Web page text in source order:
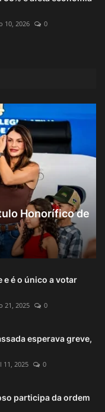
10, 2026 0
Honorífico de
e é o único a votar
21, 2025 0
esperava greve,
11, 2025 0
participa da ordem